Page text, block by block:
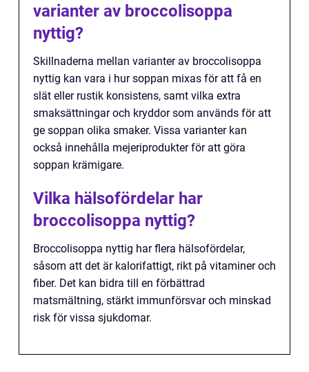
varianter av broccolisoppa
nyttig?
Skillnaderna mellan varianter av broccolisoppa
nyttig kan vara i hur soppan mixas för att få en
slät eller rustik konsistens, samt vilka extra
smaksättningar och kryddor som används för att
ge soppan olika smaker. Vissa varianter kan
också innehålla mejeriprodukter för att göra
soppan krämigare.
Vilka hälsofördelar har
broccolisoppa nyttig?
Broccolisoppa nyttig har flera hälsofördelar,
såsom att det är kalorifattigt, rikt på vitaminer och
fiber. Det kan bidra till en förbättrad
matsmältning, stärkt immunförsvar och minskad
risk för vissa sjukdomar.